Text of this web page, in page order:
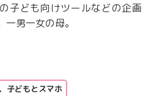
子ども向けツールなどの企画
男一女の母。
子どもとスマホ